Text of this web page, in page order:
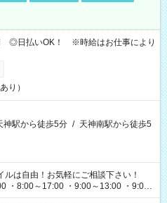
◎日払いOK！ ※時給はお仕事により
り）
神駅から徒歩5分 / 天神南駅から徒歩5
ルは自由！お気軽にご相談下さい！
・8:00～17:00 ・9:00～13:00 ・9:00
・13:00～18:00 ・15:00～20:00 ・